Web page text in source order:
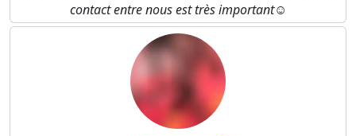
contact entre nous est très important☺️